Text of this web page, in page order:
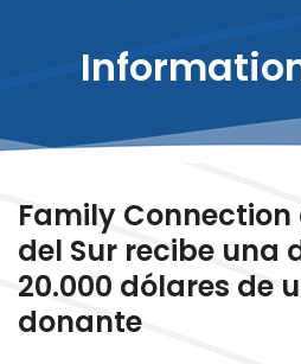
Family
del Sur recibe una
20.000 dólares de
donante